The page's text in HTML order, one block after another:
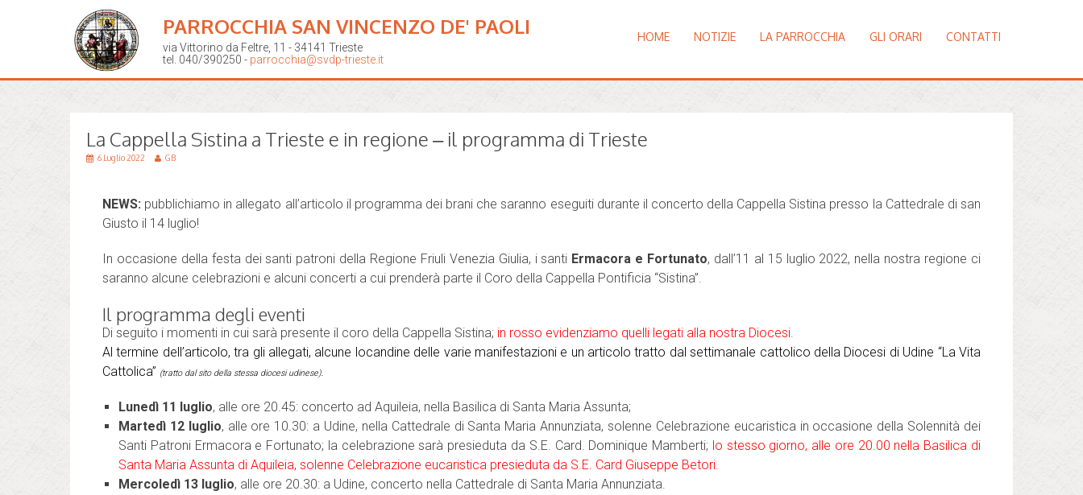
PARROCCHIA SAN VINCENZO DE' PAOLI
via Vittorino da Feltre, 11 - 34141 Trieste
tel. 040/390250 - parrocchia@svdp-trieste.it
HOME NOTIZIE LA PARROCCHIA GLI ORARI CONTATTI
La Cappella Sistina a Trieste e in regione – il programma di Trieste
6 Luglio 2022 GB
NEWS: pubblichiamo in allegato all’articolo il programma dei brani che saranno eseguiti durante il concerto della Cappella Sistina presso la Cattedrale di san
Giusto il 14 luglio!
In occasione della festa dei santi patroni della Regione Friuli Venezia Giulia, i santi Ermacora e Fortunato, dall’11 al 15 luglio 2022, nella nostra regione ci
saranno alcune celebrazioni e alcuni concerti a cui prenderà parte il Coro della Cappella Pontificia “Sistina”.
Il programma degli eventi
Di seguito i momenti in cui sarà presente il coro della Cappella Sistina; in rosso evidenziamo quelli legati alla nostra Diocesi.
Al termine dell’articolo, tra gli allegati, alcune locandine delle varie manifestazioni e un articolo tratto dal settimanale cattolico della Diocesi di Udine “La Vita
Cattolica” (tratto dal sito della stessa diocesi udinese).
Lunedì 11 luglio, alle ore 20.45: concerto ad Aquileia, nella Basilica di Santa Maria Assunta;
Martedì 12 luglio, alle ore 10.30: a Udine, nella Cattedrale di Santa Maria Annunziata, solenne Celebrazione eucaristica in occasione della Solennità dei
Santi Patroni Ermacora e Fortunato; la celebrazione sarà presieduta da S.E. Card. Dominique Mamberti; lo stesso giorno, alle ore 20.00 nella Basilica di
Santa Maria Assunta di Aquileia, solenne Celebrazione eucaristica presieduta da S.E. Card Giuseppe Betori.
Mercoledì 13 luglio, alle ore 20.30: a Udine, concerto nella Cattedrale di Santa Maria Annunziata.